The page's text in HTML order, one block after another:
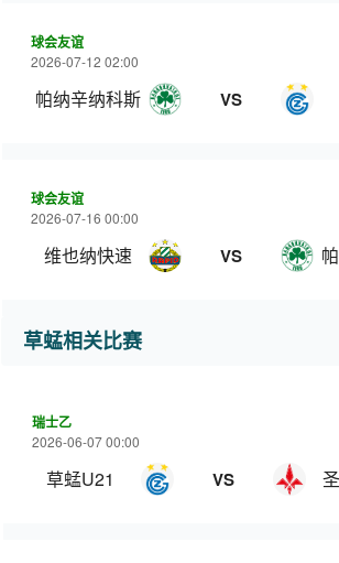
球会友谊
2026-07-12 02:00
帕纳辛纳科斯 VS
球会友谊
2026-07-16 00:00
维也纳快速 VS
草蜢相关比赛
瑞士乙
2026-06-07 00:00
草蜢U21 VS